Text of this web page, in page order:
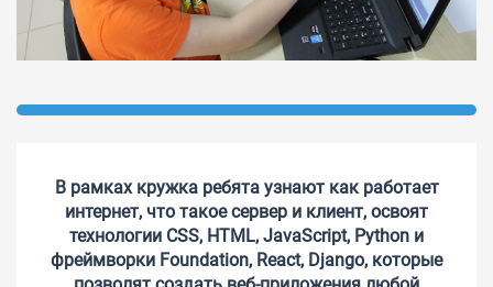
В рамках кружка ребята узнают как работает
интернет, что такое сервер и клиент, освоят
технологии CSS, HTML, JavaScript, Python и
фреймворки Foundation, React, Django, которые